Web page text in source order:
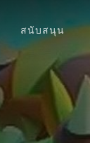
สนับสนุน